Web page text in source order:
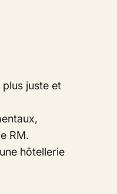
juste et
RM.
hôtellerie